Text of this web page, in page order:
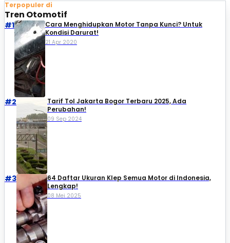
Terpopuler di
Tren Otomotif
#1
Cara Menghidupkan Motor Tanpa Kunci? Untuk
Kondisi Darurat!
21 Apr 2020
#2
Tarif Tol Jakarta Bogor Terbaru 2025, Ada
Perubahan!
09 Sep 2024
#3
64 Daftar Ukuran Klep Semua Motor di Indonesia,
Lengkap!
08 Mei 2025